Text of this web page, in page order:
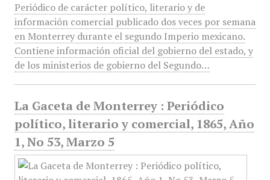
Periódico de carácter político, literario y de
información comercial publicado dos veces por semana
en Monterrey durante el segundo Imperio mexicano.
Contiene información oficial del gobierno del estado, y
de los ministerios de gobierno del Segundo…
La Gaceta de Monterrey : Periódico
político, literario y comercial, 1865, Año
1, No 53, Marzo 5